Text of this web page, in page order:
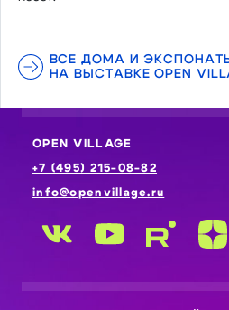
ВСЕ ДОМА И
НА ВЫСТАВКЕ OPEN
OPEN VILLAGE
+7 (495) 215-08-82
info@openvillage.ru